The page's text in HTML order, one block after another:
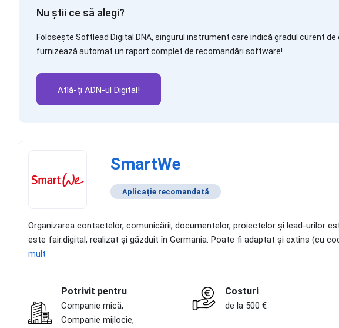
Nu știi ce să alegi?
Folosește Softlead Digital DNA, singurul instrument care indică gradul curent
furnizează automat un raport complet de recomandări software!
Află-ți ADN-ul Digital!
SmartWe
Aplicație recomandată
Organizarea contactelor, comunicării, documentelor, proiectelor și lead-urilor
este fair.digital, realizat și găzduit în Germania. Poate fi adaptat și extins (cu
mult
Potrivit pentru
Companie mică,
Companie mijlocie,
Costuri
de la 500 €